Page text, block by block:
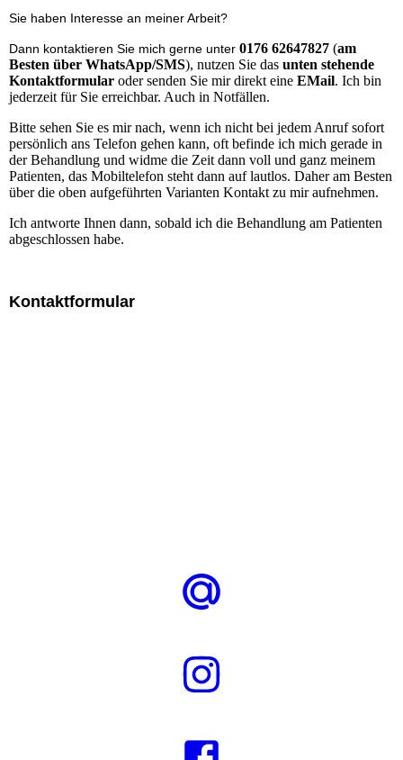
Sie haben Interesse an meiner Arbeit?
Dann kontaktieren Sie mich gerne unter 0176 62647827 (am
Besten über WhatsApp/SMS), nutzen Sie das unten stehende
Kontaktformular oder senden Sie mir direkt eine EMail. Ich bin
jederzeit für Sie erreichbar. Auch in Notfällen.
Bitte sehen Sie es mir nach, wenn ich nicht bei jedem Anruf sofort
persönlich ans Telefon gehen kann, oft befinde ich mich gerade in
der Behandlung und widme die Zeit dann voll und ganz meinem
Patienten, das Mobiltelefon steht dann auf lautlos. Daher am Besten
über die oben aufgeführten Varianten Kontakt zu mir aufnehmen.
Ich antworte Ihnen dann, sobald ich die Behandlung am Patienten
abgeschlossen habe.
Kontaktformular